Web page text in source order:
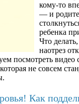
кому-то
— и
ребенка
Что
наотрез
посмотреть видео
не совсем
Как